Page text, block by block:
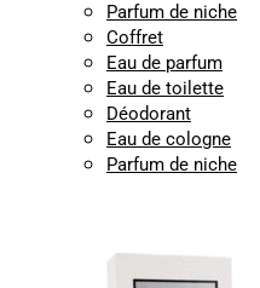
Parfum de niche
Coffret
Eau de parfum
Eau de toilette
Déodorant
Eau de cologne
Parfum de niche